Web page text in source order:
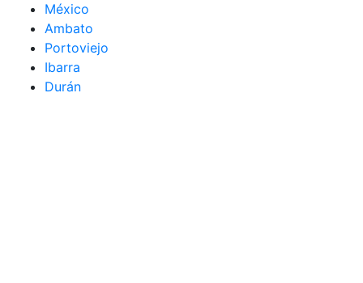
México
Ambato
Portoviejo
Ibarra
Durán